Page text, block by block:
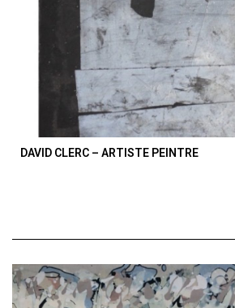
DAVID CLERC – ARTISTE PEINTRE